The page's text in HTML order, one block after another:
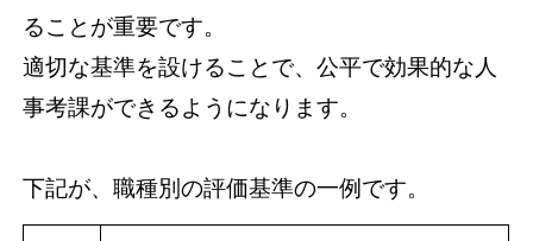
ることが重要です。
適切な基準を設けることで、公平で効果的な人
事考課ができるようになります。
下記が、職種別の評価基準の一例です。